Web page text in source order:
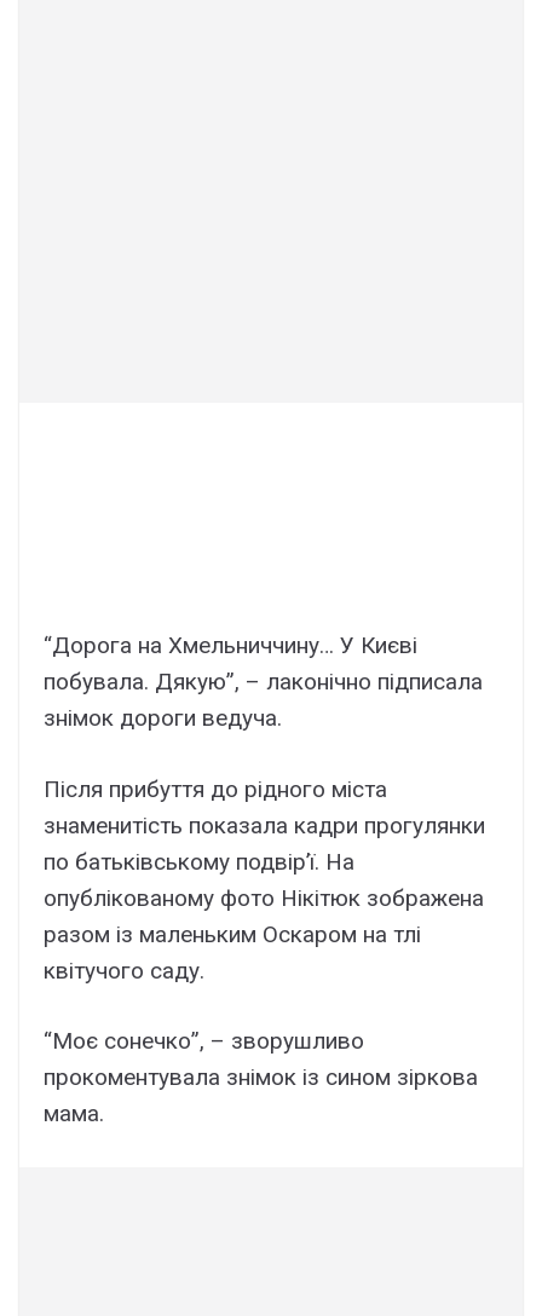
“Дорога на Хмельниччину… У Києві
побувала. Дякую”, – лаконічно підписала
знімок дороги ведуча.
Після прибуття до рідного міста
знаменитість показала кадри прогулянки
по батьківському подвір’ї. На
опублікованому фото Нікітюк зображена
разом із маленьким Оскаром на тлі
квітучого саду.
“Моє сонечко”, – зворушливо
прокоментувала знімок із сином зіркова
мама.